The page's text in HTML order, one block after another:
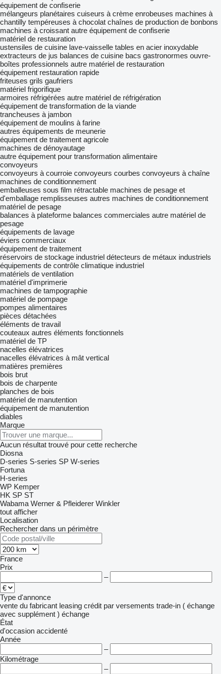
équipement de confiserie
mélangeurs planétaires cuiseurs à crème enrobeuses machines à
chantilly tempéreuses à chocolat chaînes de production de bonbons
machines à croissant autre équipement de confiserie
matériel de restauration
ustensiles de cuisine lave-vaisselle tables en acier inoxydable
extracteurs de jus balances de cuisine bacs gastronormes ouvre-
boîtes professionnels autre matériel de restauration
équipement restauration rapide
friteuses grils gaufriers
matériel frigorifique
armoires réfrigérées autre matériel de réfrigération
équipement de transformation de la viande
trancheuses à jambon
équipement de moulins à farine
autres équipements de meunerie
équipement de traitement agricole
machines de dénoyautage
autre équipement pour transformation alimentaire
convoyeurs
convoyeurs à courroie convoyeurs courbes convoyeurs à chaîne
machines de conditionnement
emballeuses sous film rétractable machines de pesage et
d'emballage remplisseuses autres machines de conditionnement
matériel de pesage
balances à plateforme balances commerciales autre matériel de
pesage
équipements de lavage
éviers commerciaux
équipement de traitement
réservoirs de stockage industriel détecteurs de métaux industriels
équipements de contrôle climatique industriel
matériels de ventilation
matériel d'imprimerie
machines de tampographie
matériel de pompage
pompes alimentaires
pièces détachées
éléments de travail
couteaux autres éléments fonctionnels
matériel de TP
nacelles élévatrices
nacelles élévatrices à mât vertical
matières premières
bois brut
bois de charpente
planches de bois
matériel de manutention
équipement de manutention
diables
Marque
Aucun résultat trouvé pour cette recherche
Diosna
D-series S-series SP W-series
Fortuna
H-series
WP Kemper
HK SP ST
Wabama Werner & Pfleiderer Winkler
tout afficher
Localisation
Rechercher dans un périmètre
France
Prix
–
Type d'annonce
vente du fabricant leasing crédit par versements trade-in ( échange
avec supplément ) échange
État
d'occasion accidenté
Année
–
Kilométrage
–